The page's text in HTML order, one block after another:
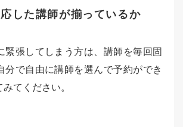
した講師が揃っているか
緊張してしまう方は、講師を毎回固
分で自由に講師を選んで予約ができ
てください。